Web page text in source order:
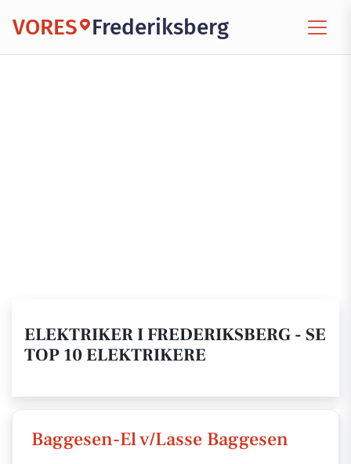
VORES Frederiksberg
ELEKTRIKER I FREDERIKSBERG - SE
TOP 10 ELEKTRIKERE
Baggesen-El v/Lasse Baggesen